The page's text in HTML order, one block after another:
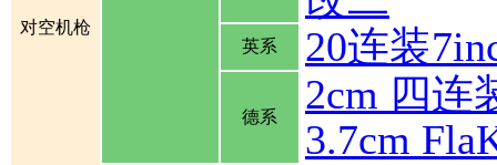
对空机枪
英系 20连装
德系
2cm 四连
3.7cm